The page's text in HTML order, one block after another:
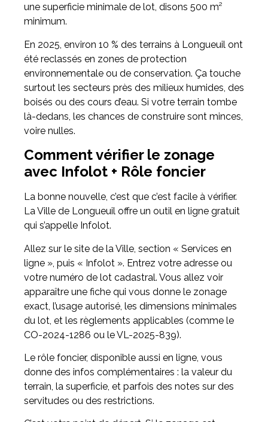
une superficie minimale de lot, disons 500 m²
minimum.
En 2025, environ 10 % des terrains à Longueuil ont
été reclassés en zones de protection
environnementale ou de conservation. Ça touche
surtout les secteurs près des milieux humides, des
boisés ou des cours d’eau. Si votre terrain tombe
là-dedans, les chances de construire sont minces,
voire nulles.
Comment vérifier le zonage
avec Infolot + Rôle foncier
La bonne nouvelle, c’est que c’est facile à vérifier.
La Ville de Longueuil offre un outil en ligne gratuit
qui s’appelle Infolot.
Allez sur le site de la Ville, section « Services en
ligne », puis « Infolot ». Entrez votre adresse ou
votre numéro de lot cadastral. Vous allez voir
apparaître une fiche qui vous donne le zonage
exact, l’usage autorisé, les dimensions minimales
du lot, et les règlements applicables (comme le
CO-2024-1286 ou le VL-2025-839).
Le rôle foncier, disponible aussi en ligne, vous
donne des infos complémentaires : la valeur du
terrain, la superficie, et parfois des notes sur des
servitudes ou des restrictions.